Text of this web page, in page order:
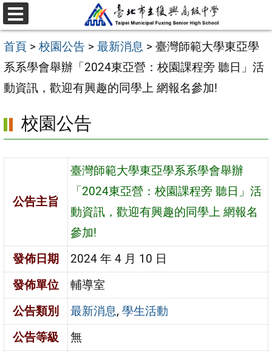
跳
至
主
要
內
區
選
單
首頁 > 校園公告 > 最新消息 > 臺灣師範大學東亞學
系系學會舉辦「2024東亞營：校園課程旁 聽日」活
動資訊，歡迎有興趣的同學上 網報名參加!
校園公告
公告主旨
臺灣師範大學東亞學系系學會舉辦
「2024東亞營：校園課程旁 聽日」活
動資訊，歡迎有興趣的同學上 網報名
參加!
發佈日期
2024 年 4 月 10 日
發佈單位
輔導室
公告類別
最新消息,學生活動
公告等級
無